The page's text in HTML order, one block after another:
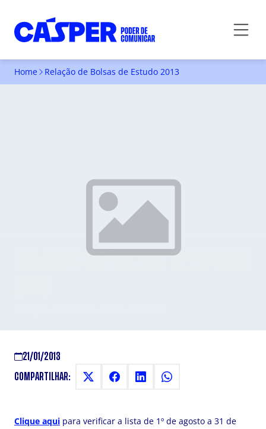
Home Relação de Bolsas de Estudo 2013
RELAÇÃO DE BOLSAS DE ESTUDO
21/01/2013
COMPARTILHAR:
Clique aqui para verificar a lista de 1º de agosto a 31 de